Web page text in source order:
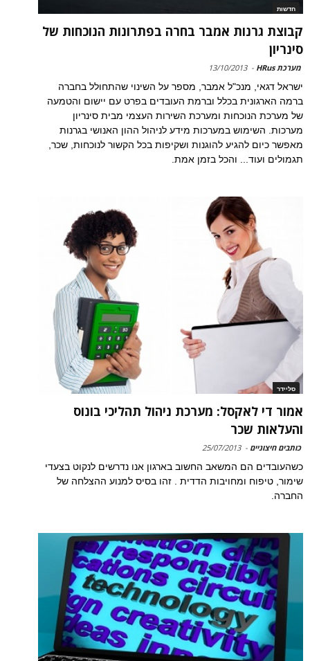
חדשות
קבוצת גרנות אמבר בחרה בפתרונות הנוכחות של
סינריון
מערכת HRus -
13/10/2013
ישראל דגאי, מנכ"ל אמבר, מספר על השינוי שהתחולל בחברה
ברמה הארגונית בכלל וברמת העובדים בפרט עם יישום והטמעה
של מערכת הנוכחות ומערכת השירות העצמי מבית סינריון
מערכות. השימוש במערכות מידע לניהול ההון האנושי בגרנות
מאפשר כיום להגיע להוגנות ושקיפות בכל הקשור לנוכחות, שכר,
תגמולים ועוד... והכל בזמן אמת.
סליידר
אמור די לאקסל: מערכת ניהול תהליכי בונוס
והעלאות שכר
כותבים חיצוניים -
25/07/2013
כשהעובדים הם המשאב החשוב בארגון אנו נדרשים לנקוט בצעדי
שימור, טיפוח ומחויבות הדדית . זהו בסיס למנוע ההצלחה של
החברה.